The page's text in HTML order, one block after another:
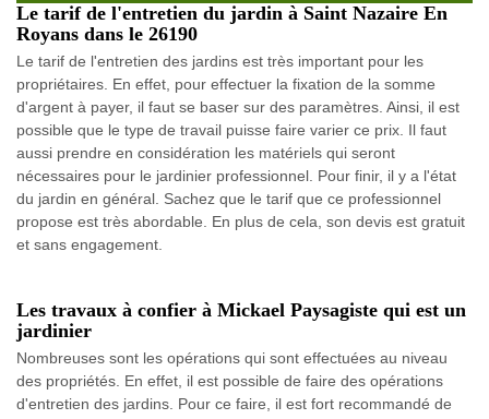
Le tarif de l'entretien du jardin à Saint Nazaire En
Royans dans le 26190
Le tarif de l'entretien des jardins est très important pour les
propriétaires. En effet, pour effectuer la fixation de la somme
d'argent à payer, il faut se baser sur des paramètres. Ainsi, il est
possible que le type de travail puisse faire varier ce prix. Il faut
aussi prendre en considération les matériels qui seront
nécessaires pour le jardinier professionnel. Pour finir, il y a l'état
du jardin en général. Sachez que le tarif que ce professionnel
propose est très abordable. En plus de cela, son devis est gratuit
et sans engagement.
Les travaux à confier à Mickael Paysagiste qui est un
jardinier
Nombreuses sont les opérations qui sont effectuées au niveau
des propriétés. En effet, il est possible de faire des opérations
d'entretien des jardins. Pour ce faire, il est fort recommandé de